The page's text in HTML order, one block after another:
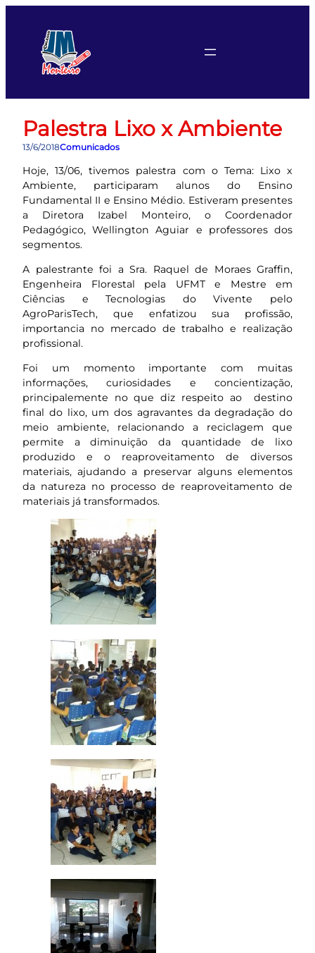
conteúdo
Palestra Lixo x Ambiente
13/6/2018Comunicados
Hoje, 13/06, tivemos palestra com o Tema: Lixo x
Ambiente, participaram alunos do Ensino
Fundamental II e Ensino Médio. Estiveram presentes
a Diretora Izabel Monteiro, o Coordenador
Pedagógico, Wellington Aguiar e professores dos
segmentos.
A palestrante foi a Sra. Raquel de Moraes Graffin,
Engenheira Florestal pela UFMT e Mestre em
Ciências e Tecnologias do Vivente pelo
AgroParisTech, que enfatizou sua profissão,
importancia no mercado de trabalho e realização
profissional.
Foi um momento importante com muitas
informações, curiosidades e concientização,
principalemente no que diz respeito ao destino
final do lixo, um dos agravantes da degradação do
meio ambiente, relacionando a reciclagem que
permite a diminuição da quantidade de lixo
produzido e o reaproveitamento de diversos
materiais, ajudando a preservar alguns elementos
da natureza no processo de reaproveitamento de
materiais já transformados.